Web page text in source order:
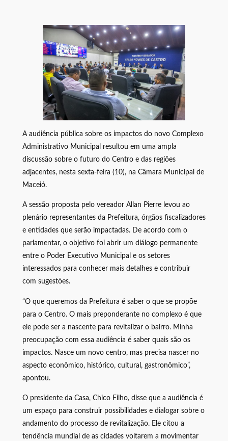
A audiência pública sobre os impactos do novo Complexo
Administrativo Municipal resultou em uma ampla
discussão sobre o futuro do Centro e das regiões
adjacentes, nesta sexta-feira (10), na Câmara Municipal de
Maceió.
A sessão proposta pelo vereador Allan Pierre levou ao
plenário representantes da Prefeitura, órgãos fiscalizadores
e entidades que serão impactadas. De acordo com o
parlamentar, o objetivo foi abrir um diálogo permanente
entre o Poder Executivo Municipal e os setores
interessados para conhecer mais detalhes e contribuir
com sugestões.
“O que queremos da Prefeitura é saber o que se propõe
para o Centro. O mais preponderante no complexo é que
ele pode ser a nascente para revitalizar o bairro. Minha
preocupação com essa audiência é saber quais são os
impactos. Nasce um novo centro, mas precisa nascer no
aspecto econômico, histórico, cultural, gastronômico”,
apontou.
O presidente da Casa, Chico Filho, disse que a audiência é
um espaço para construir possibilidades e dialogar sobre o
andamento do processo de revitalização. Ele citou a
tendência mundial de as cidades voltarem a movimentar